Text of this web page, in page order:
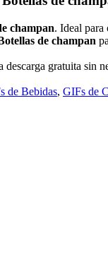
champan. Ideal para
de champan
descarga gratuita sin
de Bebidas, GIFs de